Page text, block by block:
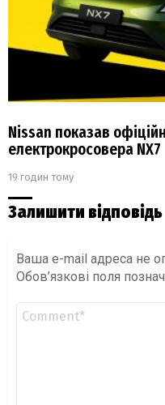
Nissan показав
електрокросовера NX7
19 годин тому
Залишити відповідь
Ваша e-mail адреса не
Обов’язкові поля